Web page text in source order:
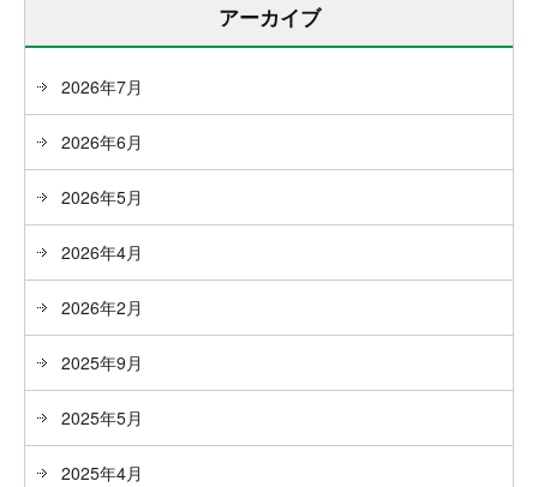
アーカイブ
2026年7月
2026年6月
2026年5月
2026年4月
2026年2月
2025年9月
2025年5月
2025年4月